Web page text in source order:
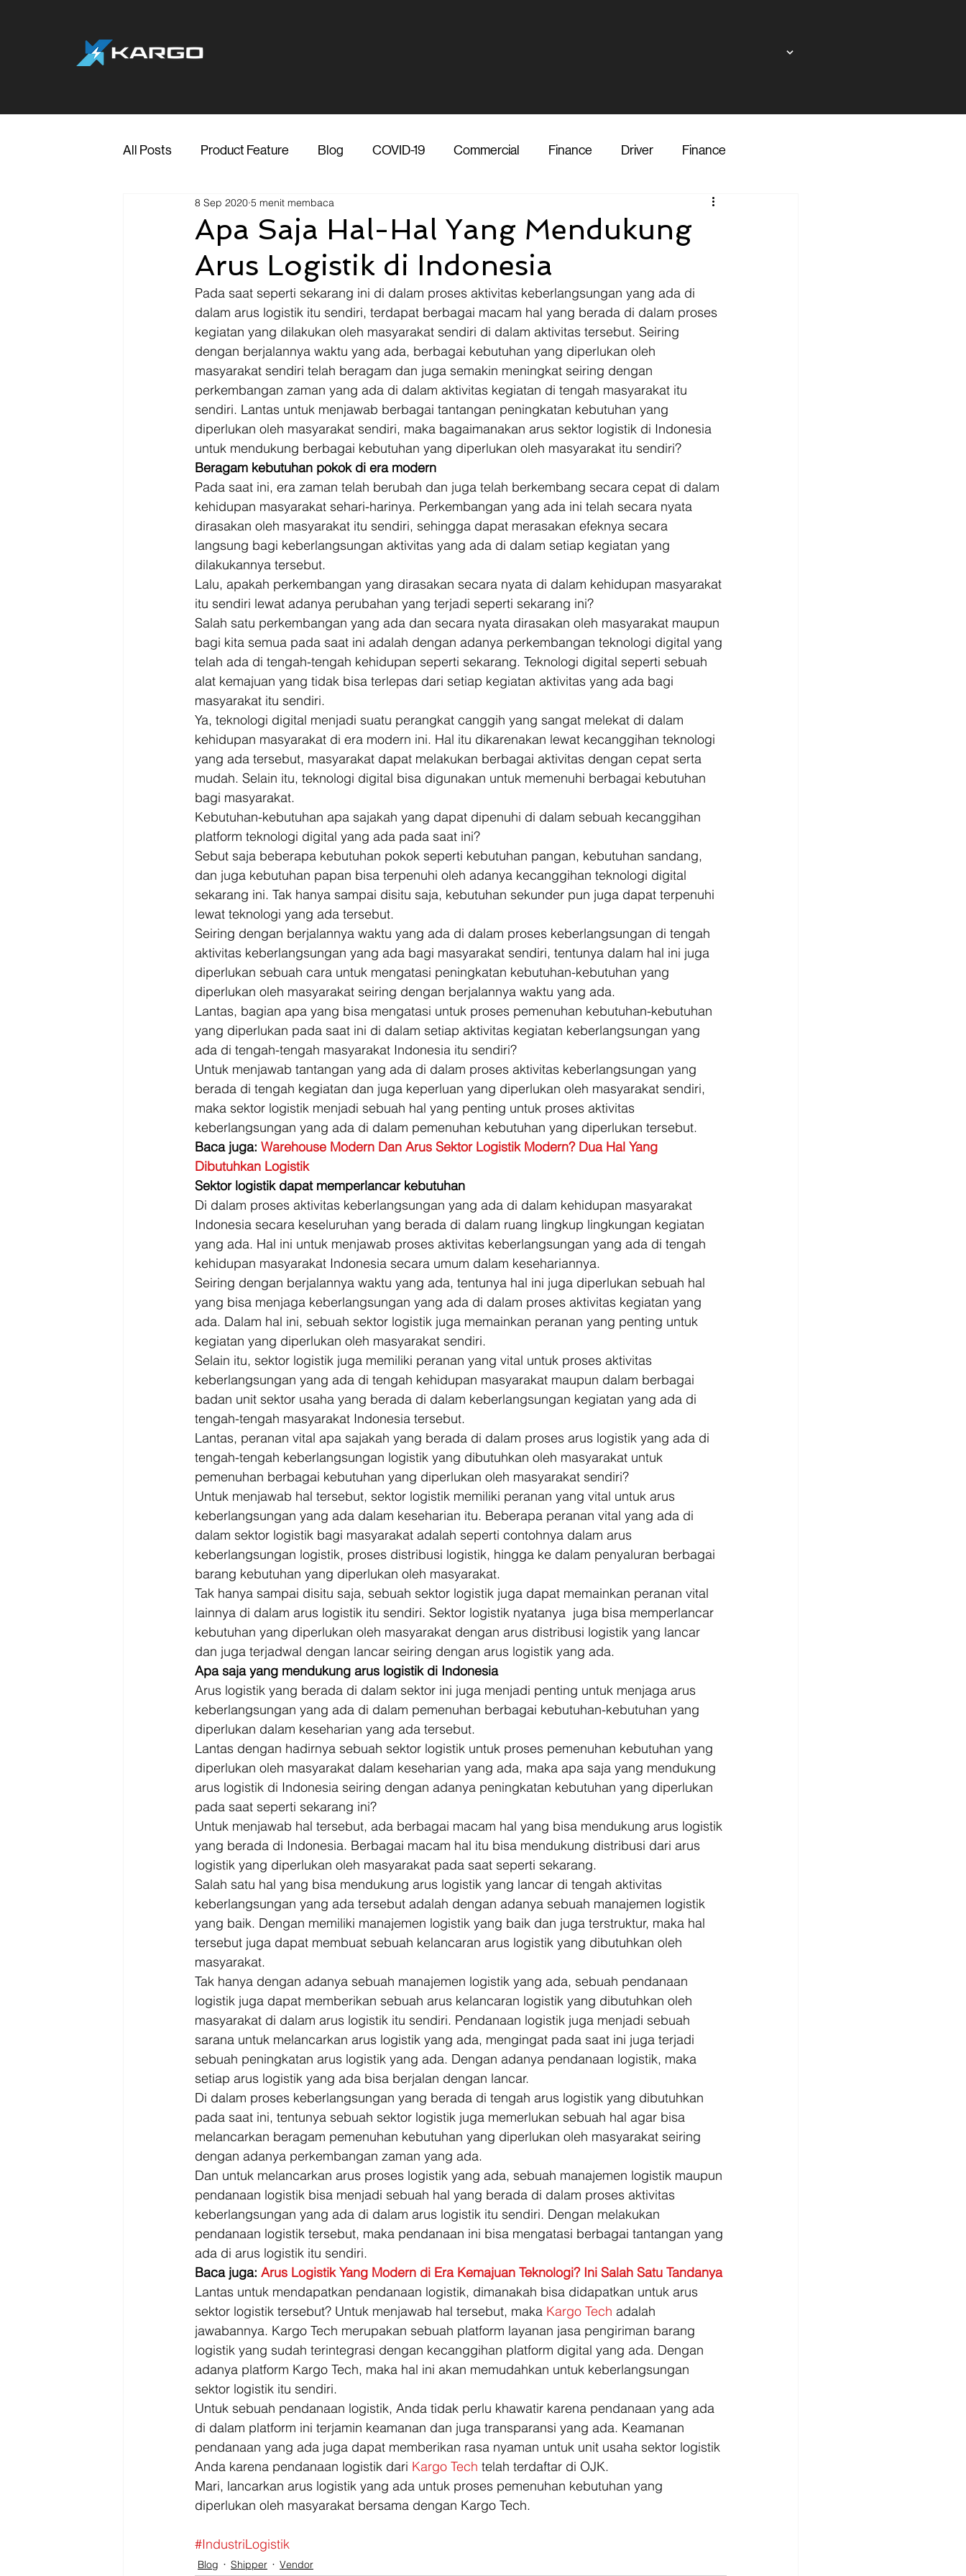
All Posts Product Feature Blog COVID-19 Commercial Finance Driver Finance
Marketing Media
Transporter Support Blog Vendor Shipper Media
Jakarta
Apa Saja Hal-Hal Yang Mendukung
Arus Logistik di Indonesia
8 Sep 2020 5 menit membaca
Pada saat seperti sekarang ini di dalam proses aktivitas keberlangsungan yang ada di
dalam arus logistik itu sendiri, terdapat berbagai macam hal yang berada di dalam proses
kegiatan yang dilakukan oleh masyarakat sendiri di dalam aktivitas tersebut. Seiring
dengan berjalannya waktu yang ada, berbagai kebutuhan yang diperlukan oleh
masyarakat sendiri telah beragam dan juga semakin meningkat seiring dengan
perkembangan zaman yang ada di dalam aktivitas kegiatan di tengah masyarakat itu
sendiri. Lantas untuk menjawab berbagai tantangan peningkatan kebutuhan yang
diperlukan oleh masyarakat sendiri, maka bagaimanakan arus sektor logistik di Indonesia
untuk mendukung berbagai kebutuhan yang diperlukan oleh masyarakat itu sendiri?
Beragam kebutuhan pokok di era modern
Pada saat ini, era zaman telah berubah dan juga telah berkembang secara cepat di dalam
kehidupan masyarakat sehari-harinya. Perkembangan yang ada ini telah secara nyata
dirasakan oleh masyarakat itu sendiri, sehingga dapat merasakan efeknya secara
langsung bagi keberlangsungan aktivitas yang ada di dalam setiap kegiatan yang
dilakukannya tersebut.
Lalu, apakah perkembangan yang dirasakan secara nyata di dalam kehidupan masyarakat
itu sendiri lewat adanya perubahan yang terjadi seperti sekarang ini?
Salah satu perkembangan yang ada dan secara nyata dirasakan oleh masyarakat maupun
bagi kita semua pada saat ini adalah dengan adanya perkembangan teknologi digital yang
telah ada di tengah-tengah kehidupan seperti sekarang. Teknologi digital seperti sebuah
alat kemajuan yang tidak bisa terlepas dari setiap kegiatan aktivitas yang ada bagi
masyarakat itu sendiri.
Ya, teknologi digital menjadi suatu perangkat canggih yang sangat melekat di dalam
kehidupan masyarakat di era modern ini. Hal itu dikarenakan lewat kecanggihan teknologi
yang ada tersebut, masyarakat dapat melakukan berbagai aktivitas dengan cepat serta
mudah. Selain itu, teknologi digital bisa digunakan untuk memenuhi berbagai kebutuhan
bagi masyarakat.
Kebutuhan-kebutuhan apa sajakah yang dapat dipenuhi di dalam sebuah kecanggihan
platform teknologi digital yang ada pada saat ini?
Sebut saja beberapa kebutuhan pokok seperti kebutuhan pangan, kebutuhan sandang,
dan juga kebutuhan papan bisa terpenuhi oleh adanya kecanggihan teknologi digital
sekarang ini. Tak hanya sampai disitu saja, kebutuhan sekunder pun juga dapat terpenuhi
lewat teknologi yang ada tersebut.
Seiring dengan berjalannya waktu yang ada di dalam proses keberlangsungan di tengah
aktivitas keberlangsungan yang ada bagi masyarakat sendiri, tentunya dalam hal ini juga
diperlukan sebuah cara untuk mengatasi peningkatan kebutuhan-kebutuhan yang
diperlukan oleh masyarakat seiring dengan berjalannya waktu yang ada.
Lantas, bagian apa yang bisa mengatasi untuk proses pemenuhan kebutuhan-kebutuhan
yang diperlukan pada saat ini di dalam setiap aktivitas kegiatan keberlangsungan yang
ada di tengah-tengah masyarakat Indonesia itu sendiri?
Untuk menjawab tantangan yang ada di dalam proses aktivitas keberlangsungan yang
berada di tengah kegiatan dan juga keperluan yang diperlukan oleh masyarakat sendiri,
maka sektor logistik menjadi sebuah hal yang penting untuk proses aktivitas
keberlangsungan yang ada di dalam pemenuhan kebutuhan yang diperlukan tersebut.
Baca juga: Warehouse Modern Dan Arus Sektor Logistik Modern? Dua Hal Yang
Dibutuhkan Logistik
Sektor logistik dapat memperlancar kebutuhan
Di dalam proses aktivitas keberlangsungan yang ada di dalam kehidupan masyarakat
Indonesia secara keseluruhan yang berada di dalam ruang lingkup lingkungan kegiatan
yang ada. Hal ini untuk menjawab proses aktivitas keberlangsungan yang ada di tengah
kehidupan masyarakat Indonesia secara umum dalam kesehariannya.
Seiring dengan berjalannya waktu yang ada, tentunya hal ini juga diperlukan sebuah hal
yang bisa menjaga keberlangsungan yang ada di dalam proses aktivitas kegiatan yang
ada. Dalam hal ini, sebuah sektor logistik juga memainkan peranan yang penting untuk
kegiatan yang diperlukan oleh masyarakat sendiri.
Selain itu, sektor logistik juga memiliki peranan yang vital untuk proses aktivitas
keberlangsungan yang ada di tengah kehidupan masyarakat maupun dalam berbagai
badan unit sektor usaha yang berada di dalam keberlangsungan kegiatan yang ada di
tengah-tengah masyarakat Indonesia tersebut.
Lantas, peranan vital apa sajakah yang berada di dalam proses arus logistik yang ada di
tengah-tengah keberlangsungan logistik yang dibutuhkan oleh masyarakat untuk
pemenuhan berbagai kebutuhan yang diperlukan oleh masyarakat sendiri?
Untuk menjawab hal tersebut, sektor logistik memiliki peranan yang vital untuk arus
keberlangsungan yang ada dalam keseharian itu. Beberapa peranan vital yang ada di
dalam sektor logistik bagi masyarakat adalah seperti contohnya dalam arus
keberlangsungan logistik, proses distribusi logistik, hingga ke dalam penyaluran berbagai
barang kebutuhan yang diperlukan oleh masyarakat.
Tak hanya sampai disitu saja, sebuah sektor logistik juga dapat memainkan peranan vital
lainnya di dalam arus logistik itu sendiri. Sektor logistik nyatanya  juga bisa memperlancar
kebutuhan yang diperlukan oleh masyarakat dengan arus distribusi logistik yang lancar
dan juga terjadwal dengan lancar seiring dengan arus logistik yang ada.
Apa saja yang mendukung arus logistik di Indonesia
Arus logistik yang berada di dalam sektor ini juga menjadi penting untuk menjaga arus
keberlangsungan yang ada di dalam pemenuhan berbagai kebutuhan-kebutuhan yang
diperlukan dalam keseharian yang ada tersebut.
Lantas dengan hadirnya sebuah sektor logistik untuk proses pemenuhan kebutuhan yang
diperlukan oleh masyarakat dalam keseharian yang ada, maka apa saja yang mendukung
arus logistik di Indonesia seiring dengan adanya peningkatan kebutuhan yang diperlukan
pada saat seperti sekarang ini?
Untuk menjawab hal tersebut, ada berbagai macam hal yang bisa mendukung arus logistik
yang berada di Indonesia. Berbagai macam hal itu bisa mendukung distribusi dari arus
logistik yang diperlukan oleh masyarakat pada saat seperti sekarang.
Salah satu hal yang bisa mendukung arus logistik yang lancar di tengah aktivitas
keberlangsungan yang ada tersebut adalah dengan adanya sebuah manajemen logistik
yang baik. Dengan memiliki manajemen logistik yang baik dan juga terstruktur, maka hal
tersebut juga dapat membuat sebuah kelancaran arus logistik yang dibutuhkan oleh
masyarakat.
Tak hanya dengan adanya sebuah manajemen logistik yang ada, sebuah pendanaan
logistik juga dapat memberikan sebuah arus kelancaran logistik yang dibutuhkan oleh
masyarakat di dalam arus logistik itu sendiri. Pendanaan logistik juga menjadi sebuah
sarana untuk melancarkan arus logistik yang ada, mengingat pada saat ini juga terjadi
sebuah peningkatan arus logistik yang ada. Dengan adanya pendanaan logistik, maka
setiap arus logistik yang ada bisa berjalan dengan lancar.
Di dalam proses keberlangsungan yang berada di tengah arus logistik yang dibutuhkan
pada saat ini, tentunya sebuah sektor logistik juga memerlukan sebuah hal agar bisa
melancarkan beragam pemenuhan kebutuhan yang diperlukan oleh masyarakat seiring
dengan adanya perkembangan zaman yang ada.
Dan untuk melancarkan arus proses logistik yang ada, sebuah manajemen logistik maupun
pendanaan logistik bisa menjadi sebuah hal yang berada di dalam proses aktivitas
keberlangsungan yang ada di dalam arus logistik itu sendiri. Dengan melakukan
pendanaan logistik tersebut, maka pendanaan ini bisa mengatasi berbagai tantangan yang
ada di arus logistik itu sendiri.
Baca juga: Arus Logistik Yang Modern di Era Kemajuan Teknologi? Ini Salah Satu Tandanya
Lantas untuk mendapatkan pendanaan logistik, dimanakah bisa didapatkan untuk arus
sektor logistik tersebut? Untuk menjawab hal tersebut, maka Kargo Tech adalah
jawabannya. Kargo Tech merupakan sebuah platform layanan jasa pengiriman barang
logistik yang sudah terintegrasi dengan kecanggihan platform digital yang ada. Dengan
adanya platform Kargo Tech, maka hal ini akan memudahkan untuk keberlangsungan
sektor logistik itu sendiri.
Untuk sebuah pendanaan logistik, Anda tidak perlu khawatir karena pendanaan yang ada
di dalam platform ini terjamin keamanan dan juga transparansi yang ada. Keamanan
pendanaan yang ada juga dapat memberikan rasa nyaman untuk unit usaha sektor logistik
Anda karena pendanaan logistik dari Kargo Tech telah terdaftar di OJK.
Mari, lancarkan arus logistik yang ada untuk proses pemenuhan kebutuhan yang
diperlukan oleh masyarakat bersama dengan Kargo Tech.
#IndustriLogistik
Blog Shipper Vendor